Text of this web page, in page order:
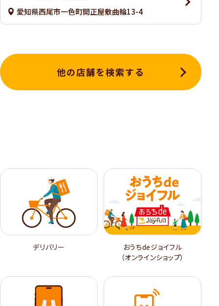
愛知県西尾市一色町開正屋敷曲輪13-4
他の店舗を検索する
デリバリー
おうちdeジョイフル
（オンラインショップ）